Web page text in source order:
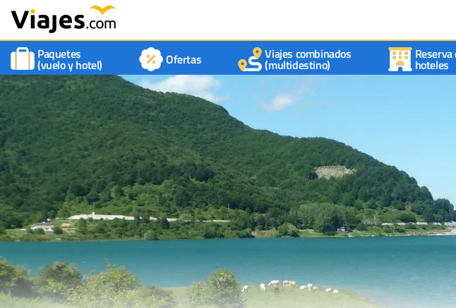
Paquetes
(vuelo y hotel) Ofertas Viajes combinados
(multidestino)
Reserva
hoteles